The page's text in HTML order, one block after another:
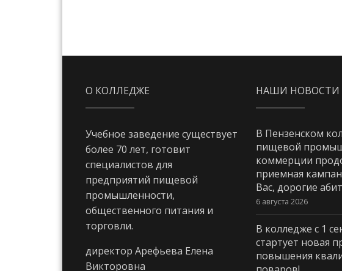
О КОЛЛЕДЖЕ
Учебное заведение существует
более 70 лет, готовит
специалистов для
предприятий пищевой
промышленности,
общественного питания и
торговли.
директор Арефьева Елена
Викторовна
НАШИ НОВОСТИ
В Пензенском
пищевой
коммерции
приемная
Вас, дорогие
6 августа 2026
В колледже с 1
стартует новая
повышения